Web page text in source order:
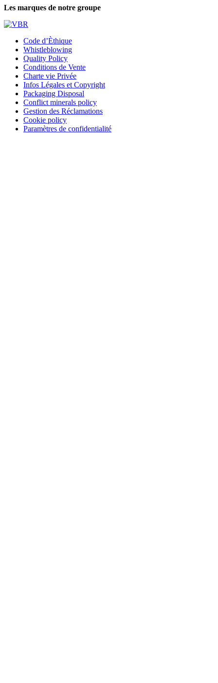
Les marques de notre groupe
Code d’Èthique
Whistleblowing
Quality Policy
Conditions de Vente
Charte vie Privée
Infos Légales et Copyright
Packaging Disposal
Conflict minerals policy
Gestion des Réclamations
Cookie policy
Paramètres de confidentialité